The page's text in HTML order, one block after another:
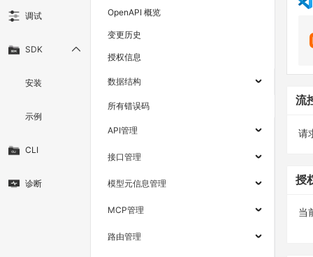
调试
SDK
安装
示例
CLI
诊断
OpenAPI 概览
变更历史
授权信息
数据结构
所有错误码
API管理
接口管理
模型元信息管理
MCP管理
路由管理
流
请
授
当